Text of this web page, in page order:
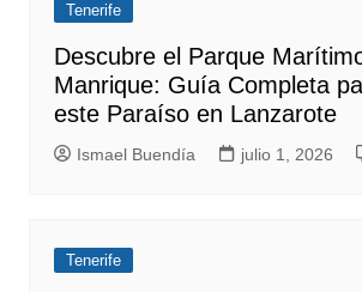
Tenerife
Descubre el Parque
Manrique: Guía Completa
este Paraíso en Lanzarote
Ismael Buendía julio 1, 2026
Tenerife